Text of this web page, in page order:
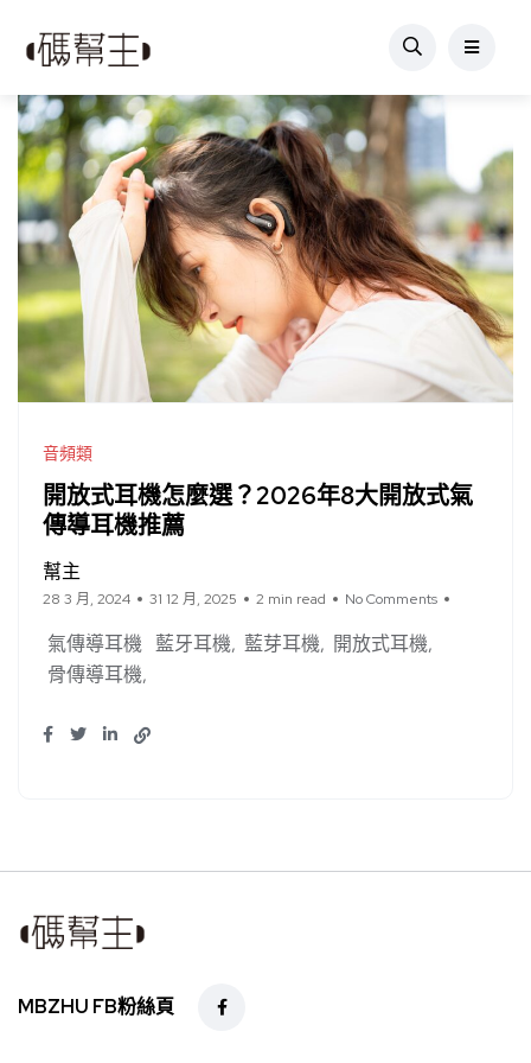
音頻類
開放式耳機怎麼選？2026年8大開放式氣
傳導耳機推薦
幫主
28 3 月, 2024 31 12 月, 2025 2 min read No Comments
氣傳導耳機 藍牙耳機 藍芽耳機 開放式耳機
骨傳導耳機
MBZHU FB粉絲頁